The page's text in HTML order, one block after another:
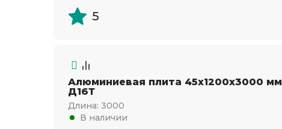
5
Алюминиевая плита 45x1200x3000 мм
Д16Т
Длина: 3000
В наличии